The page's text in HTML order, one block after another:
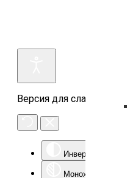
Версия для слабовидящих
Инверсия цвета
Монохром